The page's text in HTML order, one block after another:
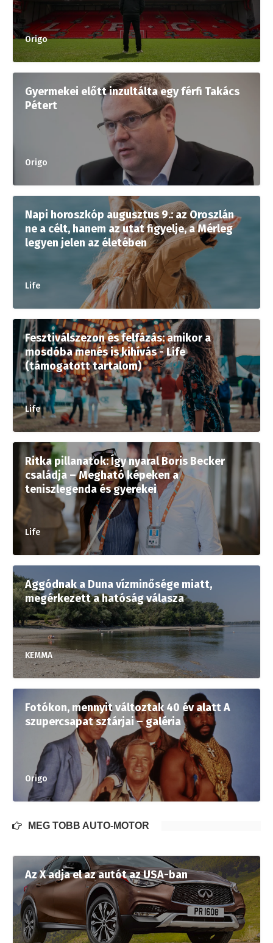
Origo
Gyermekei előtt inzultálta egy férfi Takács
Pétert
Origo
Napi horoszkóp augusztus 9.: az Oroszlán
ne a célt, hanem az utat figyelje, a Mérleg
legyen jelen az életében
Life
Fesztiválszezon és felfázás: amikor a
mosdóba menés is kihívás - Life
(támogatott tartalom)
Life
Ritka pillanatok: Így nyaral Boris Becker
családja – Megható képeken a
teniszlegenda és gyerekei
Life
Aggódnak a Duna vízminősége miatt,
megérkezett a hatóság válasza
KEMMA
Fotókon, mennyit változtak 40 év alatt A
szupercsapat sztárjai – galéria
Origo
MÉG TÖBB AUTÓ-MOTOR
Az X adja el az autót az USA-ban